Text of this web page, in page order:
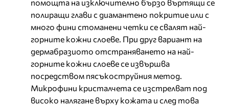
помощта на изключително бързо въртящи се
полиращи глави с диамантено покритие или с
много фини стоманени четки се свалят най-
горните кожни слоеве. При друг вариант на
дермабразиото отстраняването на най-
горните кожни слоеве се извършва
посредством пясъкоструйния метод.
Микрофини кристалчета се изстрелват под
високо налягане върху кожата и след това